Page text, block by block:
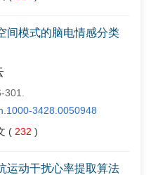
间模式的脑电情感分类
3428.0050948
( 232 )
运动干扰心率提取算法